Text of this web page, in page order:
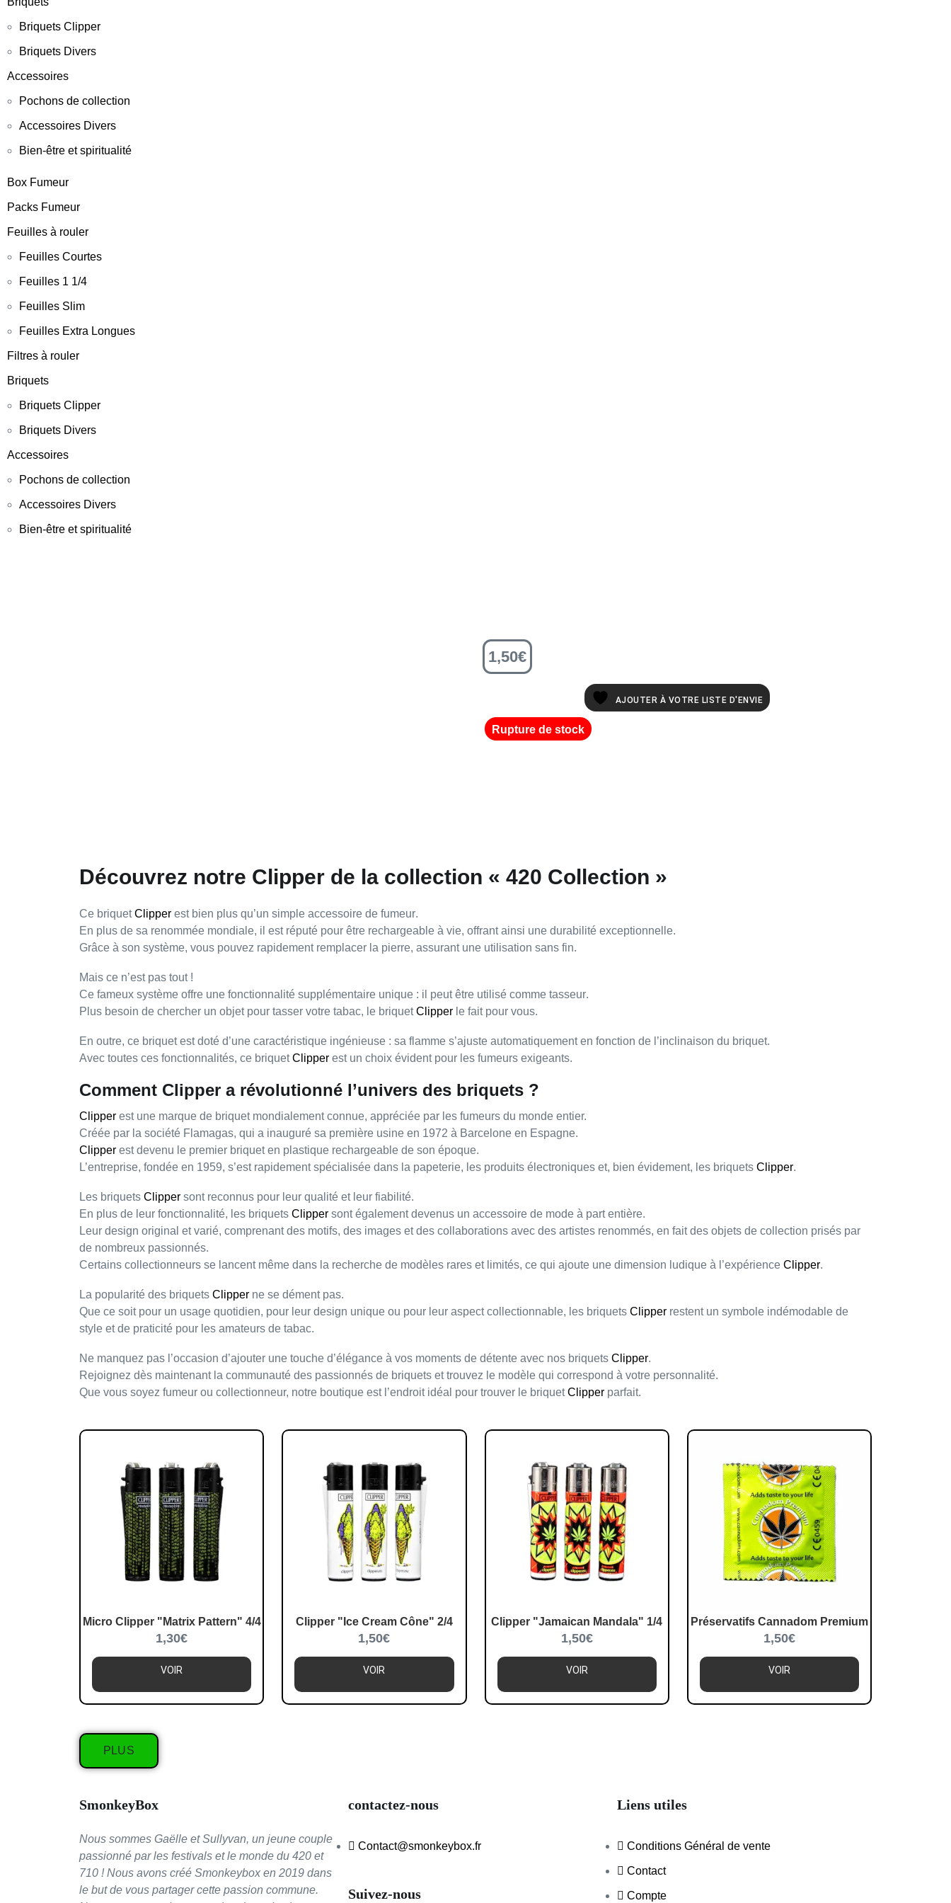
Briquets Clipper
Briquets Divers
Accessoires
Pochons de collection
Accessoires Divers
Bien-être et spiritualité
Box Fumeur
Packs Fumeur
Feuilles à rouler
Feuilles Courtes
Feuilles 1 1/4
Feuilles Slim
Feuilles Extra Longues
Filtres à rouler
Briquets
Briquets Clipper
Briquets Divers
Accessoires
Pochons de collection
Accessoires Divers
Bien-être et spiritualité
1,50€
AJOUTER À VOTRE LISTE D'ENVIE
Rupture de stock
Découvrez notre Clipper de la collection « 420 Collection »
Ce briquetClipper est bien plus qu’un simple accessoire de fumeur.
En plus de sa renommée mondiale, il est réputé pour être rechargeable à vie, offrant ainsi une durabilité exceptionnelle.
Grâce à son système, vous pouvez rapidement remplacer la pierre, assurant une utilisation sans fin.
Mais ce n’est pas tout !
Ce fameux système offre une fonctionnalité supplémentaire unique : il peut être utilisé comme tasseur.
Plus besoin de chercher un objet pour tasser votre tabac, le briquetClipper le fait pour vous.
En outre, ce briquet est doté d’une caractéristique ingénieuse : sa flamme s’ajuste automatiquement en fonction de l’inclinaison du briquet.
Avec toutes ces fonctionnalités, ce briquetClipper est un choix évident pour les fumeurs exigeants.
Comment Clipper a révolutionné l’univers des briquets ?
Clipper est une marque de briquet mondialement connue, appréciée par les fumeurs du monde entier.
Créée par la société Flamagas, qui a inauguré sa première usine en 1972 à Barcelone en Espagne.
Clipper est devenu le premier briquet en plastique rechargeable de son époque.
L’entreprise, fondée en 1959, s’est rapidement spécialisée dans la papeterie, les produits électroniques et, bien évidement, les briquets Clipper.
Les briquets Clipper sont reconnus pour leur qualité et leur fiabilité.
En plus de leur fonctionnalité, les briquets Clipper sont également devenus un accessoire de mode à part entière.
Leur design original etvarié, comprenant des motifs, des images et des collaborations avec des artistes renommés, en fait des objets de collection prisés par
de nombreux passionnés.
Certains collectionneurs se lancent même dans la recherche de modèles rares et limités, ce qui ajoute une dimension ludique à l’expérience Clipper.
La popularité des briquets Clipper ne se dément pas.
Que ce soit pour un usage quotidien, pour leur design unique ou pour leur aspectcollectionnable, les briquets Clipper restent un symbole indémodable de
style et de praticité pour les amateurs de tabac.
Ne manquez pas l’occasion d’ajouter une touche d’élégance à vos moments de détente avec nos briquets Clipper.
Rejoignez dès maintenant la communauté des passionnés de briquets et trouvez le modèle qui correspond à votre personnalité.
Que vous soyez fumeur ou collectionneur, notre boutique est l’endroit idéal pour trouver le briquetClipper parfait.
Micro Clipper "Matrix Pattern" 4/4
1,30€
VOIR
Clipper "Ice Cream Cône" 2/4
1,50€
VOIR
Clipper "Jamaican Mandala" 1/4
1,50€
VOIR
Préservatifs Cannadom Premium
1,50€
VOIR
PLUS
SmonkeyBox
Nous sommes Gaëlle et Sullyvan, un jeune couple
passionné par les festivals et le monde du 420 et
710 ! Nous avons créé Smonkeybox en 2019 dans
le but de vous partager cette passion commune.
contactez-nous
Contact@smonkeybox.fr
Suivez-nous
Liens utiles
Conditions Général de vente
Contact
Compte